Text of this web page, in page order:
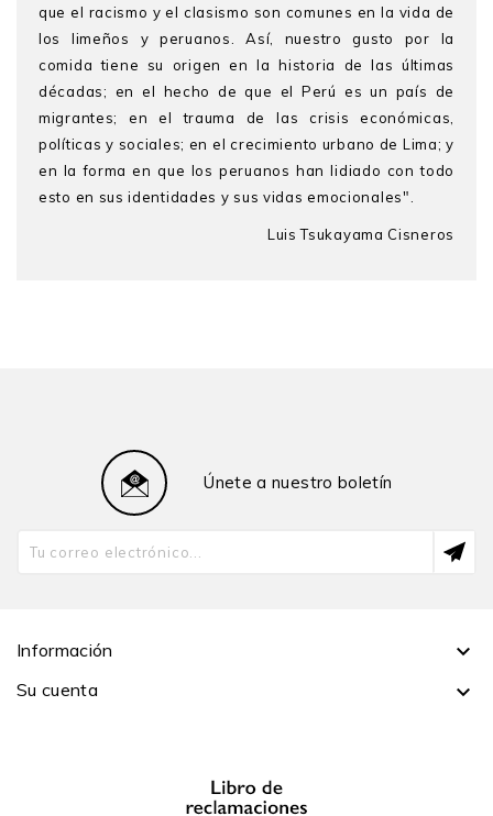
que el racismo y el clasismo son comunes en la vida de
los limeños y peruanos. Así, nuestro gusto por la
comida tiene su origen en la historia de las últimas
décadas; en el hecho de que el Perú es un país de
migrantes; en el trauma de las crisis económicas,
políticas y sociales; en el crecimiento urbano de Lima; y
en la forma en que los peruanos han lidiado con todo
esto en sus identidades y sus vidas emocionales".
Luis Tsukayama Cisneros
enseñado durante seis años en la Escuela de Diseño
Parsons, en Nueva York, actualmente reside en
Londres y le apasiona la transdisciplinariedad entre
servicios, las políticas urbanas y las artes. En mayo de
Social Research, al mejor proyecto doctoral de ese
Únete a nuestro boletín
Información 
Su cuenta 